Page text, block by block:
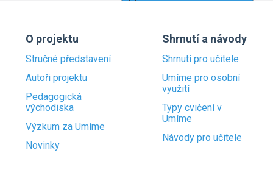
O projektu
Stručné představení
Autoři projektu
Pedagogická
východiska
Výzkum za Umíme
Novinky
Shrnutí a návody
Shrnutí pro učitele
Umíme pro osobní
využití
Typy cvičení v
Umíme
Návody pro učitele